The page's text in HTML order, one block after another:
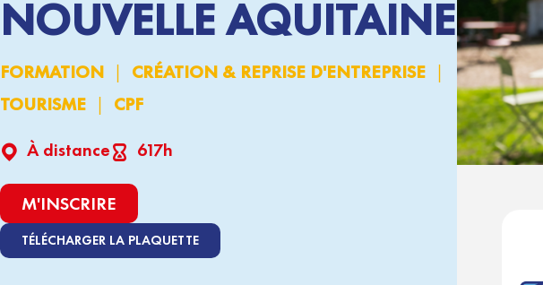
NOUVELLE AQUITAINE
FORMATION | CRÉATION & REPRISE D'ENTREPRISE |
TOURISME | CPF
À distance
617h
M'INSCRIRE
TÉLÉCHARGER LA PLAQUETTE